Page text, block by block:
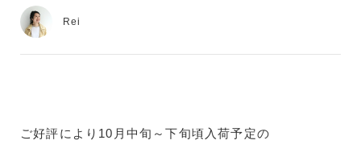
Rei
ご好評により10月中旬～下旬頃入荷予定の